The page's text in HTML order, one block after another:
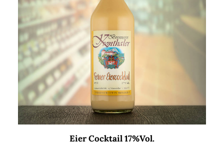
AUSFÜHRUNG WÄHLEN
Eier Cocktail 17%Vol.